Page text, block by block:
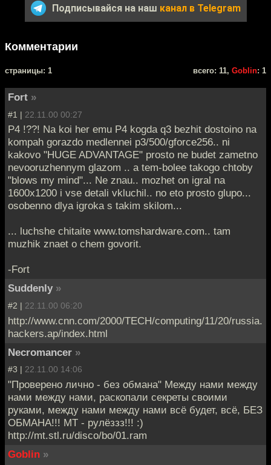
Подписывайся на наш канал в Telegram
Комментарии
cтраницы: 1 всего: 11, Goblin: 1
Fort »
#1 | 22.11.00 00:27
P4 !??! Na koi her emu P4 kogda q3 bezhit dostoino na
kompah gorazdo medlennei p3/500/gforce256.. ni
kakovo "HUGE ADVANTAGE" prosto ne budet zametno
nevooruzhennym glazom .. a tem-bolee takogo chtoby
"blows my mind"... Ne znau.. mozhet on igral na
1600x1200 i vse detali vkluchil.. no eto prosto glupo...
osobenno dlya igroka s takim skilom...
... luchshe chitaite www.tomshardware.com.. tam
muzhik znaet o chem govorit.
-Fort
Suddenly »
#2 | 22.11.00 06:20
http://www.cnn.com/2000/TECH/computing/11/20/russia.
hackers.ap/index.html
Necromancer »
#3 | 22.11.00 14:06
"Проверено лично - без обмана" Между нами между
нами между нами, раскопали секреты своими
руками, между нами между нами всё будет, всё, БЕЗ
ОБМАНА!!! МТ - рулёззз!!! :)
http://mt.stl.ru/disco/bo/01.ram
Goblin »